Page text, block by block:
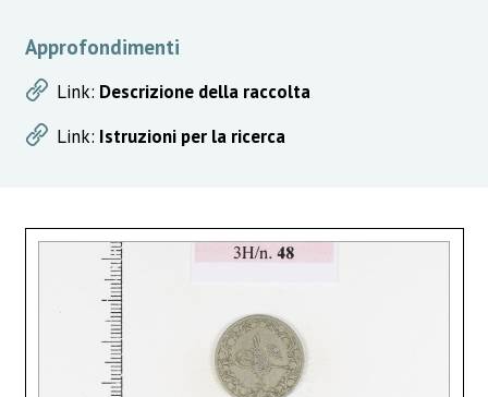
Approfondimenti
Link: Descrizione della raccolta
Link: Istruzioni per la ricerca